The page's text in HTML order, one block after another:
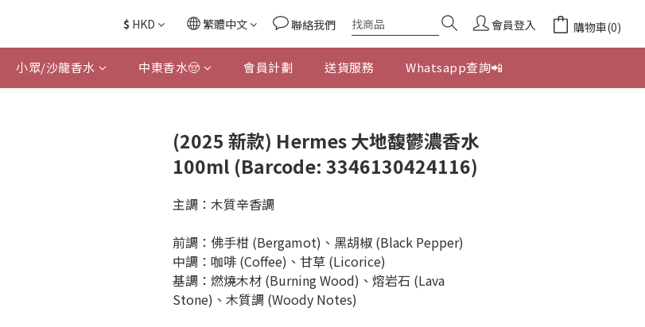
$ HKD 繁體中文 聯絡我們 會員登入 購物車(0)
小眾/沙龍香水 中東香水🤠 會員計劃 送貨服務 Whatsapp查詢📲
(2025 新款) Hermes 大地馥鬱濃香水
100ml (Barcode: 3346130424116)
主調：木質辛香調
前調：佛手柑 (Bergamot)、黑胡椒 (Black Pepper)
中調：咖啡 (Coffee)、甘草 (Licorice)
基調：燃燒木材 (Burning Wood)、熔岩石 (Lava
Stone)、木質調 (Woody Notes)